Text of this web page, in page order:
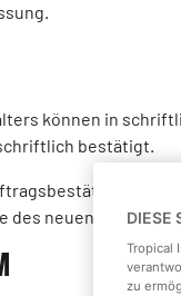
können in
bestätigt.
des neuen
DIESE
Tropical
zu